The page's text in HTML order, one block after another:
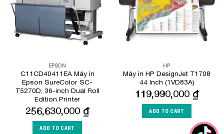
EPSON
C11CD40411EA Máy in
Epson SureColor SC-
T5270D, 36-inch Dual Roll
Edition Printer
256,630,000 ₫
ADD TO CART
HP
Máy in HP DesignJet T1708
44 Inch (1VD83A)
119,990,000 ₫
ADD TO CART